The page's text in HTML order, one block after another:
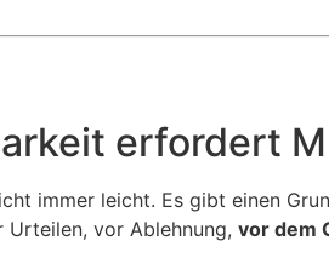
erfordert
immer leicht. Es gibt einen
vor Ablehnung, vor dem